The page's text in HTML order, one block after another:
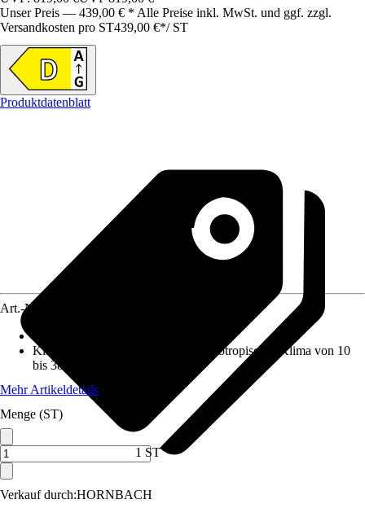
Unser Preis — 439,00 € * Alle Preise inkl. MwSt. und ggf. zzgl.
Versandkosten pro ST439,00 €*/ ST
Produktdatenblatt
Verkauf durch:HORNBACH
Art.-Nr.
Klimaklasse
SN-ST : erweitertes subtropisches Klima von 10
bis 38 °C
Mehr Artikeldetails
Menge (ST)
1 ST